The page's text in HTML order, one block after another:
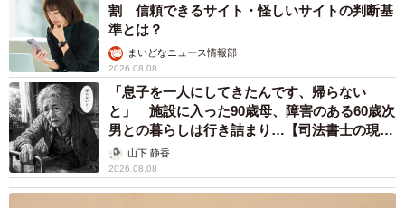
割 信頼できるサイト・怪しいサイトの判断基
準とは？
まいどなニュース情報部
2026.08.08
「息子を一人にしてきたんです、帰らない
と」 施設に入った90歳母、障害のある60歳次
男との暮らしは行き詰まり…【司法書士の現場
から】山下 静香
2026.08.08